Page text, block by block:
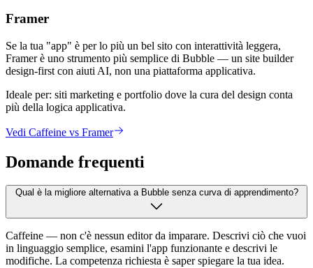
Framer
Se la tua "app" è per lo più un bel sito con interattività leggera,
Framer è uno strumento più semplice di Bubble — un site builder
design-first con aiuti AI, non una piattaforma applicativa.
Ideale per: siti marketing e portfolio dove la cura del design conta
più della logica applicativa.
Vedi Caffeine vs Framer
Domande frequenti
Qual è la migliore alternativa a Bubble senza curva di apprendimento?
Caffeine — non c'è nessun editor da imparare. Descrivi ciò che vuoi
in linguaggio semplice, esamini l'app funzionante e descrivi le
modifiche. La competenza richiesta è saper spiegare la tua idea.